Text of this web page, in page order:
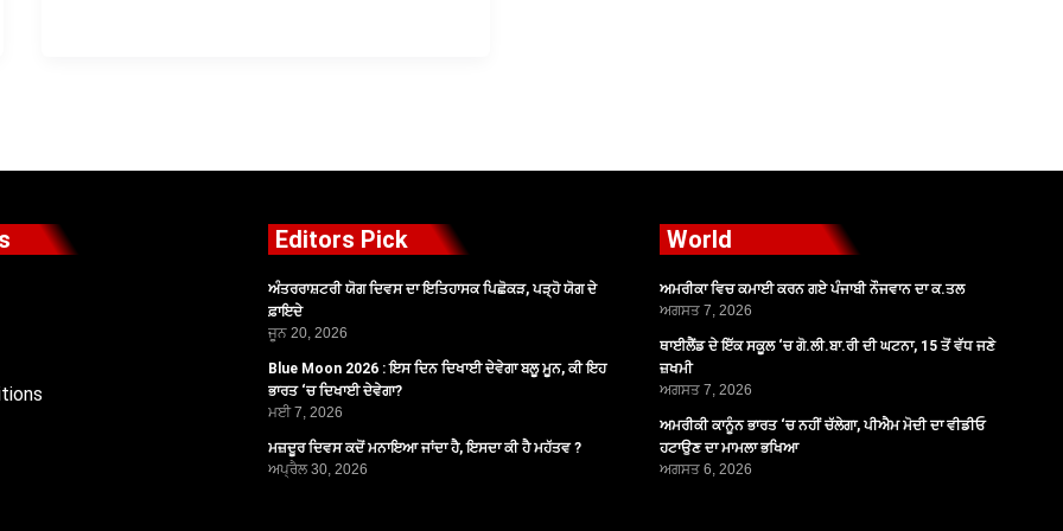
Editors Pick
ਅੰਤਰਰਾਸ਼ਟਰੀ ਯੋਗ ਦਿਵਸ ਦਾ ਇਤਿਹਾਸਕ ਪਿਛੋਕੜ, ਪੜ੍ਹੋ ਯੋਗ ਦੇ
ਫ਼ਾਇਦੇ
ਜੂਨ 20, 2026
Blue Moon 2026 : ਇਸ ਦਿਨ ਦਿਖਾਈ ਦੇਵੇਗਾ ਬਲੂ ਮੂਨ, ਕੀ ਇਹ
ਭਾਰਤ ‘ਚ ਦਿਖਾਈ ਦੇਵੇਗਾ?
ਮਈ 7, 2026
ਮਜ਼ਦੂਰ ਦਿਵਸ ਕਦੋਂ ਮਨਾਇਆ ਜਾਂਦਾ ਹੈ, ਇਸਦਾ ਕੀ ਹੈ ਮਹੱਤਵ ?
ਅਪ੍ਰੈਲ 30, 2026
World
ਅਮਰੀਕਾ ਵਿਚ ਕਮਾਈ ਕਰਨ ਗਏ ਪੰਜਾਬੀ ਨੌਜਵਾਨ ਦਾ ਕ.ਤਲ
ਅਗਸਤ 7, 2026
ਥਾਈਲੈਂਡ ਦੇ ਇੱਕ ਸਕੂਲ ‘ਚ ਗੋ.ਲੀ.ਬਾ.ਰੀ ਦੀ ਘਟਨਾ, 15 ਤੋਂ ਵੱਧ ਜਣੇ
ਜ਼ਖਮੀ
ਅਗਸਤ 7, 2026
ਅਮਰੀਕੀ ਕਾਨੂੰਨ ਭਾਰਤ ‘ਚ ਨਹੀਂ ਚੱਲੇਗਾ, ਪੀਐਮ ਮੋਦੀ ਦਾ ਵੀਡੀਓ
ਹਟਾਉਣ ਦਾ ਮਾਮਲਾ ਭਖਿਆ
ਅਗਸਤ 6, 2026